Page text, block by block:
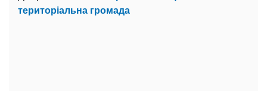
територіальна громада